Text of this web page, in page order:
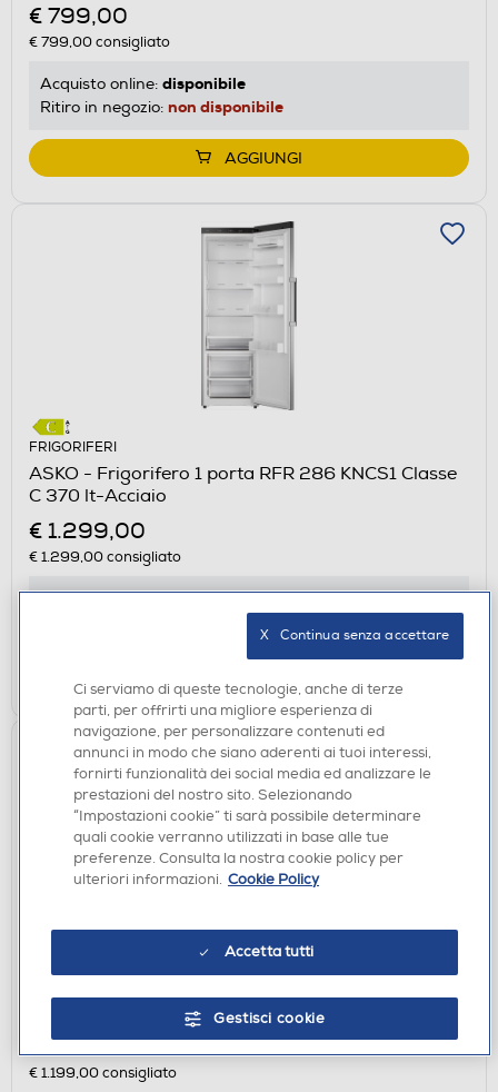
€ 799,00
€ 799,00consigliato
Acquisto online: disponibile
Ritiro in negozio: non disponibile
AGGIUNGI
FRIGORIFERI
ASKO - Frigorifero 1 porta RFR 286 KNCS1 Classe
C 370 lt-Acciaio
€ 1.299,00
€ 1.299,00consigliato
Acquisto online:disponibile
Classe B 314lt-Acciaio
€ 1.199,00
€ 1.199,00consigliato
Ci serviamo di queste tecnologie, anche di terze
parti, per offrirti una migliore esperienza di
navigazione, per personalizzare contenuti ed
annunci in modo che siano aderenti ai tuoi interessi,
fornirti funzionalità dei social media ed analizzare le
prestazioni del nostro sito. Selezionando
“Impostazioni cookie” ti sarà possibile determinare
quali cookie verranno utilizzati in base alle tue
preferenze. Consulta la nostra cookie policy per
ulteriori informazioni. Cookie Policy
Accetta tutti
Gestisci cookie
X   Continua senza accettare